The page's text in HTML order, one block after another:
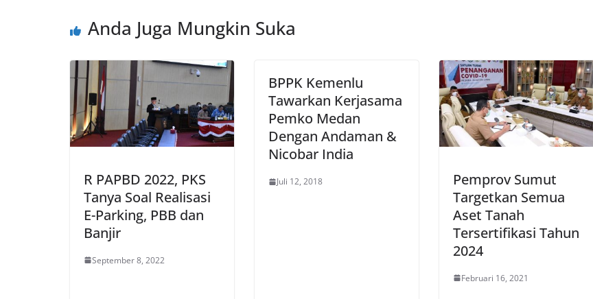
Anda Juga Mungkin Suka
R PAPBD 2022, PKS
Tanya Soal Realisasi
E-Parking, PBB dan
Banjir
September 8, 2022
BPPK Kemenlu
Tawarkan Kerjasama
Pemko Medan
Dengan Andaman &
Nicobar India
Juli 12, 2018
Pemprov Sumut
Targetkan Semua
Aset Tanah
Tersertifikasi Tahun
2024
Februari 16, 2021